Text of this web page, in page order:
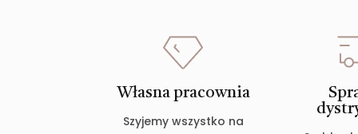
Własna pracownia
Szyjemy wszystko na